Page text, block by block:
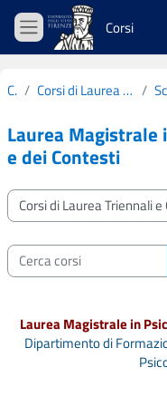
Vai al contenuto principale
Pannello laterale
Corsi
Corsi Corsi di Laurea Triennali e Corsi di Laurea Magistrali
Laurea Magistrale
e dei Contesti
Categorie di corso
Cerca corsi
Laurea Magistrale in
Dipartimento di